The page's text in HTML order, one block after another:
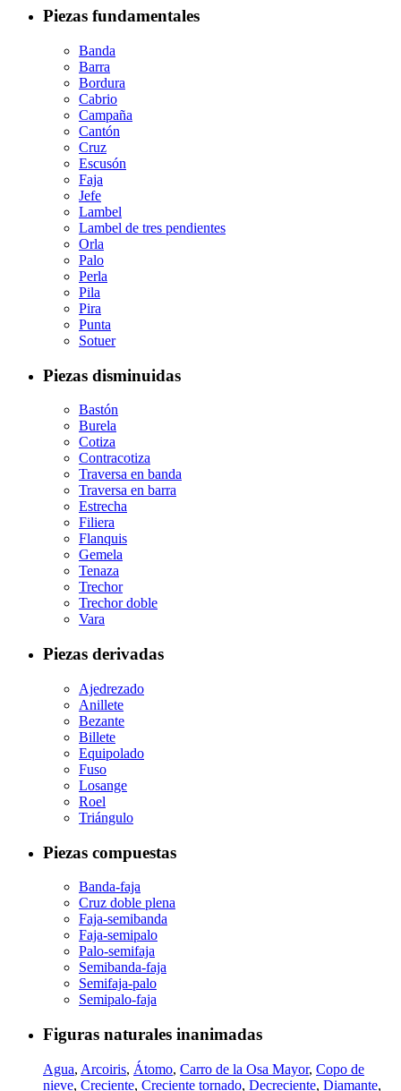
Piezas fundamentales
Banda
Barra
Bordura
Cabrio
Campaña
Cantón
Cruz
Escusón
Faja
Jefe
Lambel
Lambel de tres pendientes
Orla
Palo
Perla
Pila
Pira
Punta
Sotuer
Piezas disminuidas
Bastón
Burela
Cotiza
Contracotiza
Traversa en banda
Traversa en barra
Estrecha
Filiera
Flanquis
Gemela
Tenaza
Trechor
Trechor doble
Vara
Piezas derivadas
Ajedrezado
Anillete
Bezante
Billete
Equipolado
Fuso
Losange
Roel
Triángulo
Piezas compuestas
Banda-faja
Cruz doble plena
Faja-semibanda
Faja-semipalo
Palo-semifaja
Semibanda-faja
Semifaja-palo
Semipalo-faja
Figuras naturales inanimadas
Agua, Arcoiris, Átomo, Carro de la Osa Mayor, Copo de
nieve, Creciente, Creciente tornado, Decreciente, Diamante,